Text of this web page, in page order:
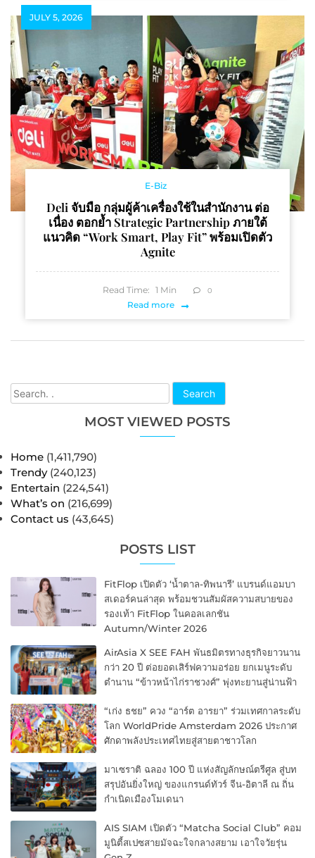
Search
MOST VIEWED POSTS
Home (1,411,790)
Trendy (240,123)
Entertain (224,541)
What’s on (216,699)
Contact us (43,645)
POSTS LIST
FitFlop เปิดตัว ‘น้ำตาล-ทิพนารี’ แบรนด์แอมบา
สเดอร์คนล่าสุด พร้อมชวนสัมผัสความสบายของ
รองเท้า FitFlop ในคอลเลกชัน
Autumn/Winter 2026
AirAsia X SEE FAH พันธมิตรทางธุรกิจยาวนาน
กว่า 20 ปี ต่อยอดเสิร์ฟความอร่อย ยกเมนูระดับ
ตำนาน “ข้าวหน้าไก่ราชวงศ์” พุ่งทะยานสู่น่านฟ้า
“เก่ง ธชย” ควง “อาร์ต อารยา” ร่วมเทศกาลระดับ
โลก WorldPride Amsterdam 2026 ประกาศ
ศักดาพลังประเทศไทยสู่สายตาชาวโลก
มาเซราติ ฉลอง 100 ปี แห่งสัญลักษณ์ตรีศูล สู่บท
สรุปอันยิ่งใหญ่ ของแกรนด์ทัวร์ จีน-อิตาลี ณ ถิ่น
กำเนิดเมืองโมเดนา
AIS SIAM เปิดตัว “Matcha Social Club” คอม
มูนิตี้สเปซสายมัจฉะใจกลางสยาม เอาใจวัยรุ่น
JULY 5, 2026
E-Biz
Deli จับมือ กลุ่มผู้ค้าเครื่องใช้ในสำนักงาน ต่อ
เนื่อง ตอกย้ำ Strategic Partnership ภายใต้
แนวคิด “Work Smart, Play Fit” พร้อมเปิดตัว
Agnite
Read Time: 1 Min 0
Read more